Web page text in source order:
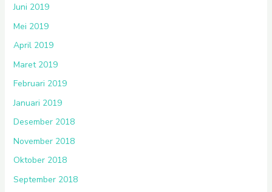
Juni 2019
Mei 2019
April 2019
Maret 2019
Februari 2019
Januari 2019
Desember 2018
November 2018
Oktober 2018
September 2018